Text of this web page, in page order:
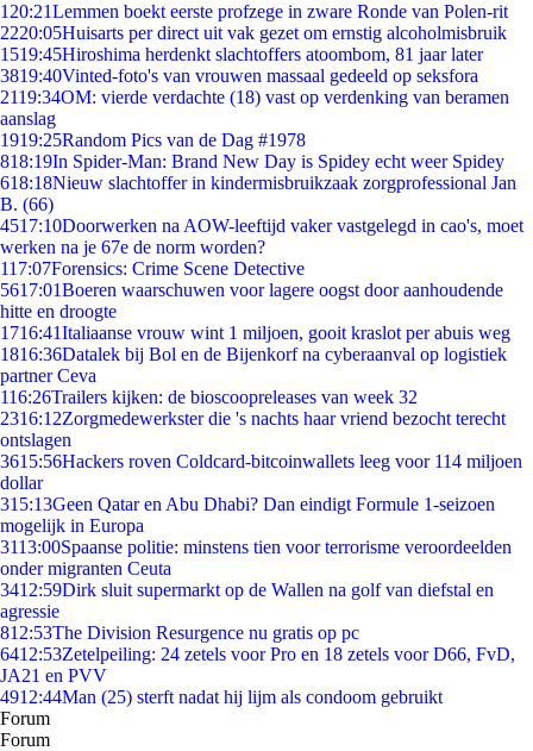
1 20:21Lemmen boekt eerste profzege in zware Ronde van Polen-rit
2220:05Huisarts per direct uit vak gezet om ernstig alcoholmisbruik
1519:45Hiroshima herdenkt slachtoffers atoombom, 81 jaar later
3819:40Vinted-foto's van vrouwen massaal gedeeld op seksfora
2119:34OM: vierde verdachte (18) vast op verdenking van beramen
aanslag
1919:25Random Pics van de Dag #1978
818:19In Spider-Man: Brand New Day is Spidey echt weer Spidey
618:18Nieuw slachtoffer in kindermisbruikzaak zorgprofessional Jan
B. (66)
4517:10Doorwerken na AOW-leeftijd vaker vastgelegd in cao's, moet
werken na je 67e de norm worden?
117:07Forensics: Crime Scene Detective
5617:01Boeren waarschuwen voor lagere oogst door aanhoudende
hitte en droogte
1716:41Italiaanse vrouw wint 1 miljoen, gooit kraslot per abuis weg
1816:36Datalek bij Bol en de Bijenkorf na cyberaanval op logistiek
partner Ceva
116:26Trailers kijken: de bioscoopreleases van week 32
2316:12Zorgmedewerkster die 's nachts haar vriend bezocht terecht
ontslagen
3615:56Hackers roven Coldcard-bitcoinwallets leeg voor 114 miljoen
dollar
315:13Geen Qatar en Abu Dhabi? Dan eindigt Formule 1-seizoen
mogelijk in Europa
3113:00Spaanse politie: minstens tien voor terrorisme veroordeelden
onder migranten Ceuta
3412:59Dirk sluit supermarkt op de Wallen na golf van diefstal en
agressie
812:53The Division Resurgence nu gratis op pc
6412:53Zetelpeiling: 24 zetels voor Pro en 18 zetels voor D66, FvD,
JA21 en PVV
4912:44Man (25) sterft nadat hij lijm als condoom gebruikt
Forum
Forum